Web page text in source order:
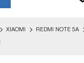
XIAOMI REDMI NOTE 5A